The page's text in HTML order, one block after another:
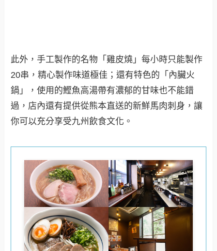
此外，手工製作的名物「雞皮燒」每小時只能製作
20串，精心製作味道極佳；還有特色的「內臟火
鍋」，使用的鰹魚高湯帶有濃郁的甘味也不能錯
過，店內還有提供從熊本直送的新鮮馬肉刺身，讓
你可以充分享受九州飲食文化。